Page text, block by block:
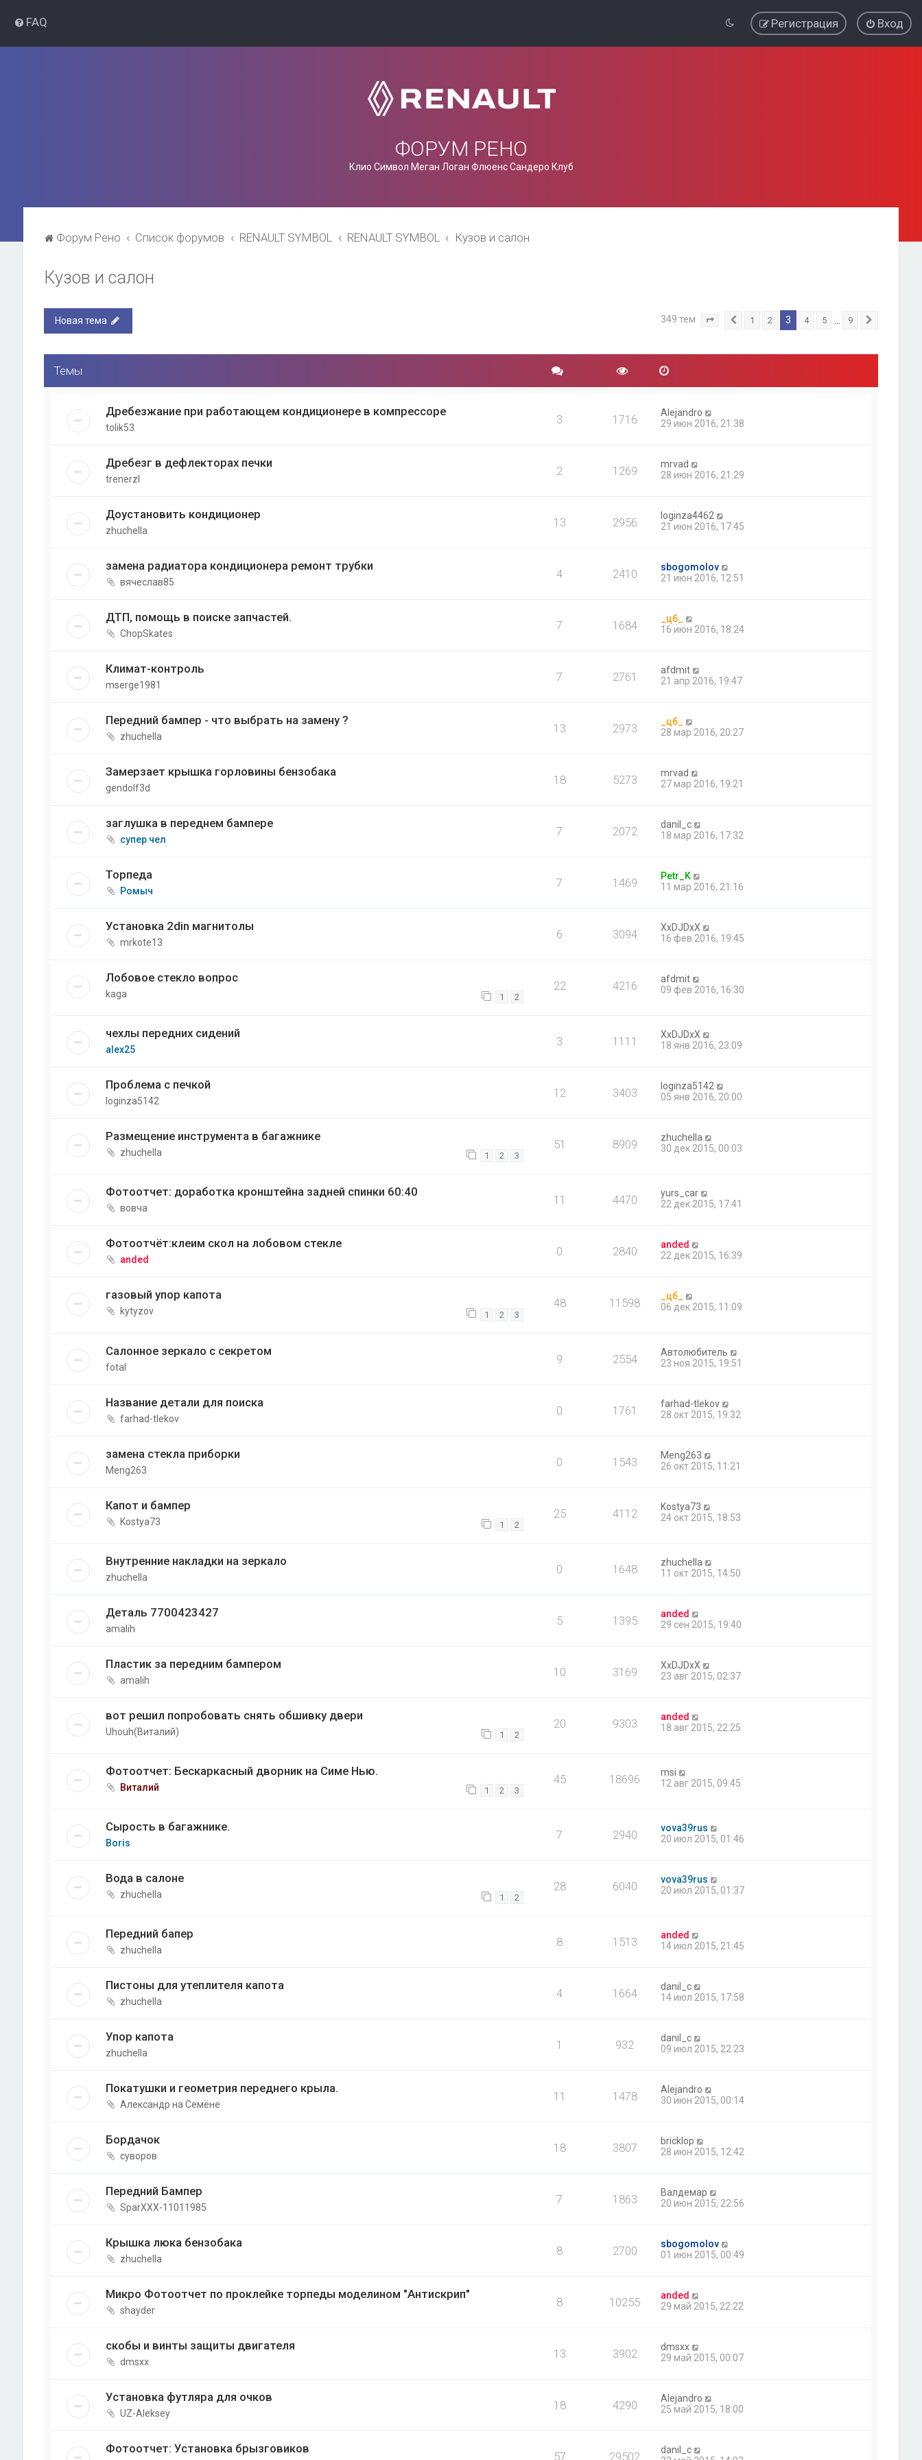
FAQ Вход
Регистрация
ФОРУМ РЕНО
Клио Символ Меган Логан Флюенс Сандеро Клуб
Форум Рено Список форумов RENAULT SYMBOL RENAULT SYMBOL Кузов и салон
Кузов и салон
Новая тема 349 тем Страница из
Пред.
1 2 3 4 5 9
Темы
Дребезжание при работающем кондиционере в компрессоре
tolik53
3 1716
Alejandro
29 июн 2016, 21:38
Дребезг в дефлекторах печки
trenerzl
2 1269
mrvad
28 июн 2016, 21:29
Доустановить кондиционер
zhuchella
13 2956
loginza4462
21 июн 2016, 17:45
замена радиатора кондиционера ремонт трубки
вячеслав85
4 2410
sbogomolov
21 июн 2016, 12:51
ДТП, помощь в поиске запчастей.
ChopSkates
7 1684
_цб_
16 июн 2016, 18:24
Климат-контроль
mserge1981
7 2761
afdmit
21 апр 2016, 19:47
Передний бампер - что выбрать на замену ?
zhuchella
13 2973
_цб_
28 мар 2016, 20:27
Замерзает крышка горловины бензобака
gendolf3d
18 5273
mrvad
27 мар 2016, 19:21
заглушка в переднем бампере
супер чел
7 2072
danil_c
18 мар 2016, 17:32
Торпеда
Ромыч
7 1469
Petr_K
11 мар 2016, 21:16
Установка 2din магнитолы
mrkote13
6 3094
XxDJDxX
16 фев 2016, 19:45
Лобовое стекло вопрос
kaga 1 2
22 4216
afdmit
09 фев 2016, 16:30
чехлы передних сидений
alex25
3 1111
XxDJDxX
18 янв 2016, 23:09
Проблема с печкой
loginza5142
12 3403
loginza5142
05 янв 2016, 20:00
Размещение инструмента в багажнике
zhuchella 1 2 3
51 8909
zhuchella
30 дек 2015, 00:03
Фотоотчет: доработка кронштейна задней спинки 60:40
вовча
11 4470
yurs_car
22 дек 2015, 17:41
Фотоотчёт:клеим скол на лобовом стекле
anded
0 2840
anded
22 дек 2015, 16:39
газовый упор капота
kytyzov 1 2 3
48 11598
_цб_
06 дек 2015, 11:09
Салонное зеркало с секретом
fotal
9 2554
Автолюбитель
23 ноя 2015, 19:51
Название детали для поиска
farhad-tlekov
0 1761
farhad-tlekov
28 окт 2015, 19:32
замена стекла приборки
Meng263
0 1543
Meng263
26 окт 2015, 11:21
Капот и бампер
Kostya73 1 2
25 4112
Kostya73
24 окт 2015, 18:53
Внутренние накладки на зеркало
zhuchella
0 1648
zhuchella
11 окт 2015, 14:50
Деталь 7700423427
amalih
5 1395
anded
29 сен 2015, 19:40
Пластик за передним бампером
amalih
10 3169
XxDJDxX
23 авг 2015, 02:37
вот решил попробовать снять обшивку двери
Uhouh(Виталий) 1 2
20 9303
anded
18 авг 2015, 22:25
Фотоотчет: Бескаркасный дворник на Симе Нью.
Виталий 1 2 3
45 18696
msi
12 авг 2015, 09:45
Сырость в багажнике.
Boris
7 2940
vova39rus
20 июл 2015, 01:46
Вода в салоне
zhuchella 1 2
28 6040
vova39rus
20 июл 2015, 01:37
Передний бапер
zhuchella
8 1513
anded
14 июл 2015, 21:45
Пистоны для утеплителя капота
zhuchella
4 1664
danil_c
14 июл 2015, 17:58
Упор капота
zhuchella
1 932
danil_c
09 июл 2015, 22:23
Покатушки и геометрия переднего крыла.
Александр на Семёне
11 1478
Alejandro
30 июн 2015, 00:14
Бордачок
суворов
18 3807
bricklop
28 июн 2015, 12:42
Передний Бампер
SparXXX-11011985
7 1863
Валдемар
20 июн 2015, 22:56
Крышка люка бензобака
zhuchella
8 2700
sbogomolov
01 июн 2015, 00:49
Микро Фотоотчет по проклейке торпеды моделином "Антискрип"
shayder
8 10255
anded
29 май 2015, 22:22
скобы и винты защиты двигателя
dmsxx
13 3902
dmsxx
29 май 2015, 00:07
Установка футляра для очков
UZ-Aleksey
18 4290
Alejandro
25 май 2015, 18:00
Фотоотчет: Установка брызговиков
57 29502
danil_c